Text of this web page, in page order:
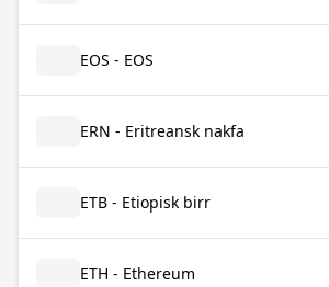
EOS - EOS
ERN - Eritreansk nakfa
ETB - Etiopisk birr
ETH - Ethereum